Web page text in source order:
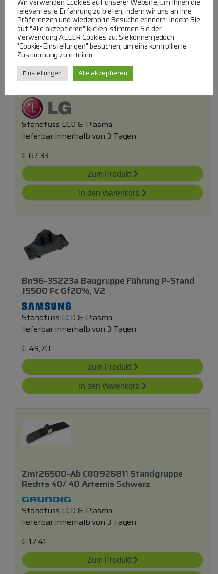
Standfuss LCD & Plasma
lieferbar innerhalb von 3 Tagen
€ 67,33
Zum Produkt
In den Warenkorb
Bn96-35223a Baugruppe Führung P-Stand
J5500 Pc Gf20%, V2
Standfuss LCD & Plasma
lieferbar innerhalb von 3 Tagen
€ 49,70
Zum Produkt
In den Warenkorb
Zmt26500-Ab C00926811 Standgruppe
Rechts 40/ 48 Artemis Schwarz
Standfuss LCD & Plasma
lieferbar innerhalb von 3 Tagen
€ 17,41
Zum Produkt
relevanteste Erfahrung zu bieten, indem wir uns an Ihre
Präferenzen und wiederholte Besuche erinnern. Indem Sie
auf "Alle akzeptieren" klicken, stimmen Sie der
Verwendung ALLER Cookies zu. Sie können jedoch
"Cookie-Einstellungen" besuchen, um eine kontrollierte
Zustimmung zu erteilen.
Einstellungen Alle akzeptieren